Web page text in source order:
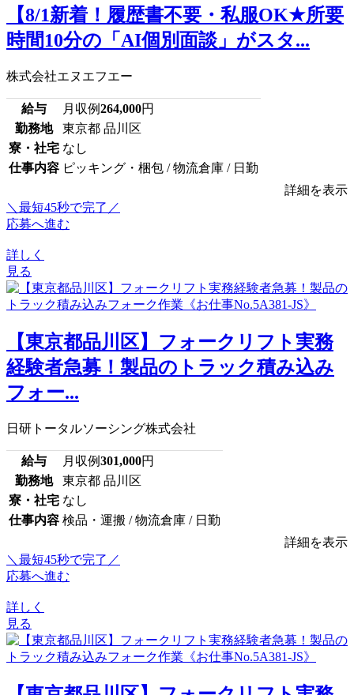
【8/1新着！履歴書不要・私服OK★所要
時間10分の「AI個別面談」がスタ...
株式会社エヌエフエー
給与 月収例264,000円
勤務地
東京都 品川区
寮・社宅 なし
仕事内容 ピッキング・梱包 / 物流倉庫 / 日勤
詳細を表示
＼最短45秒で完了／
応募へ進む
詳しく
見る
【東京都品川区】フォークリフト実務
経験者急募！製品のトラック積み込み
フォー...
日研トータルソーシング株式会社
給与 月収例301,000円
勤務地
東京都 品川区
寮・社宅 なし
仕事内容 検品・運搬 / 物流倉庫 / 日勤
詳細を表示
＼最短45秒で完了／
応募へ進む
詳しく
見る